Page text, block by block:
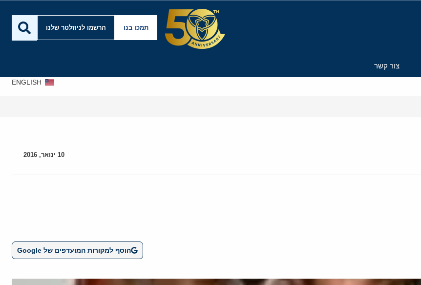
תמכו בנו הרשמו לניוזלטר שלנו
צור קשר
ENGLISH
10 ינואר, 2016
הוסף למקורות המועדפים של Google